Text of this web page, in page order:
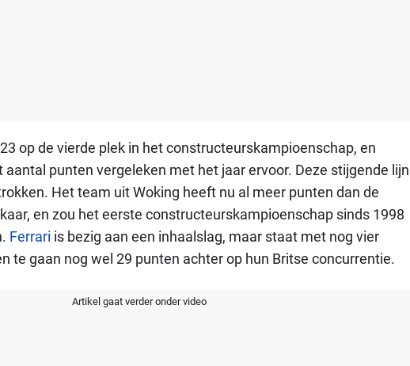
op de vierde plek in het constructeurskampioenschap, en
aantal punten vergeleken met het jaar ervoor. Deze stijgende lijn
Het team uit Woking heeft nu al meer punten dan de
en zou het eerste constructeurskampioenschap sinds 1998
Ferrari is bezig aan een inhaalslag, maar staat met nog vier
te gaan nog wel 29 punten achter op hun Britse concurrentie.
Artikel gaat verder onder video